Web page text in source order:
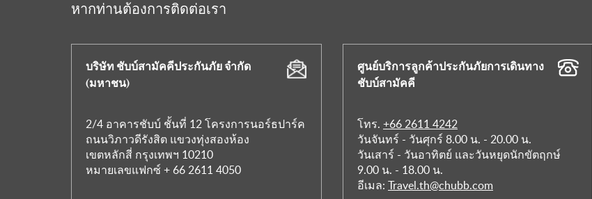
หากท่านต้องการติดต่อเรา
บริษัท ชับบ์สามัคคีประกันภัย จำกัด
(มหาชน)
2/4 อาคารชับบ์ ชั้นที่ 12 โครงการนอร์ธปาร์ค
ถนนวิภาวดีรังสิต แขวงทุ่งสองห้อง
เขตหลักสี่ กรุงเทพฯ 10210
หมายเลขแฟกซ์ + 66 2611 4050
ศูนย์บริการลูกค้าประกันภัยการเดินทาง
ชับบ์สามัคคี
โทร. +66 2611 4242
วันจันทร์ - วันศุกร์ 8.00 น. - 20.00 น.
วันเสาร์ - วันอาทิตย์ และวันหยุดนักขัตฤกษ์
9.00 น. - 18.00 น.
อีเมล: Travel.th@chubb.com